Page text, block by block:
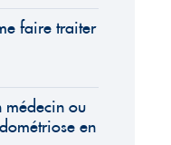
faire traiter
médecin ou
en